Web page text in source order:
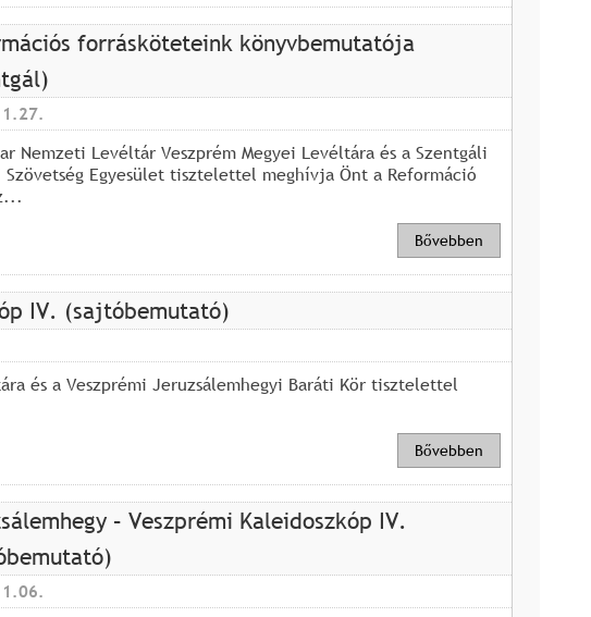
forrásköteteink könyvbemutatója
Nemzeti Levéltár Veszprém Megyei Levéltára és a Szentgáli
Szövetség Egyesület tisztelettel meghívja Önt a Reformáció
Bővebben
IV. (sajtóbemutató)
és a Veszprémi Jeruzsálemhegyi Baráti Kör tisztelettel
Bővebben
– Veszprémi Kaleidoszkóp IV.